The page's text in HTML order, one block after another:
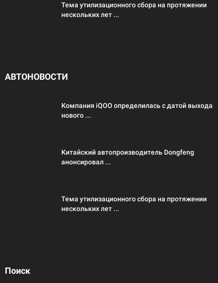
Тема утилизационного сбора на протяжении
нескольких лет ...
АВТОНОВОСТИ
Компания iQOO определилась с датой выхода
нового ...
Китайский автопроизводитель Dongfeng
анонсировал ...
Тема утилизационного сбора на протяжении
нескольких лет ...
Поиск